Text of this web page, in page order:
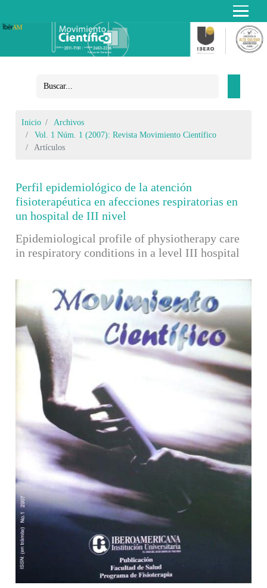
Inicio
Archivos
Vol. 1 Núm. 1 (2007): Revista Movimiento Científico
Artículos
Perfil epidemiológico de la atención
fisioterapéutica en afecciones respiratorias en
un hospital de III nivel
Epidemiological profile of physiotherapy care
in respiratory conditions in a level III hospital
Barra lateral del artículo